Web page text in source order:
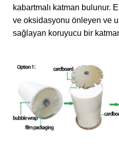
kabartmalı katman bulunur.
ve oksidasyonu önleyen ve
sağlayan koruyucu bir